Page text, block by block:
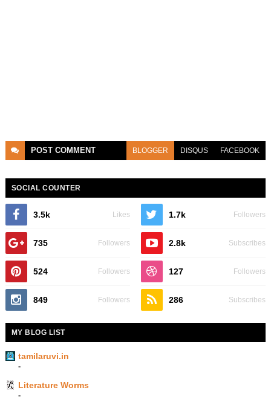
POST COMMENT BLOGGER DISQUS FACEBOOK
SOCIAL COUNTER
3.5k Likes 1.7k Followers
735 Followers 2.8k Subscribes
524 Followers 127 Followers
849 Followers 286 Subscribes
MY BLOG LIST
tamilaruvi.in
-
Literature Worms
-